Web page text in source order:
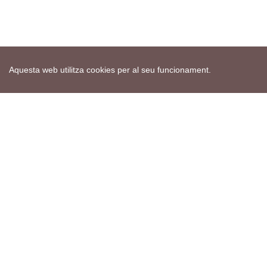
Aquesta web utilitza cookies per al seu funcionament.